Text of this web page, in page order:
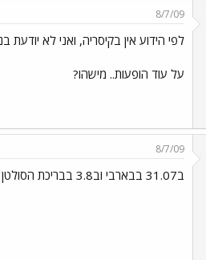
8/7/09
לפי הידוע אין בקיסריה, ואני לא יודעת
על עוד הופעות.. מישהו?
8/7/09
ב31.07 בבארבי וב3.8 בבריכת הסולטן